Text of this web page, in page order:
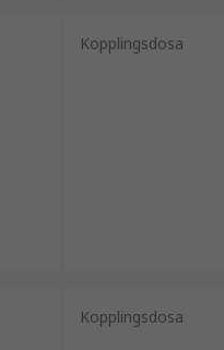
Kopplingsdosa
Kopplingsdosa